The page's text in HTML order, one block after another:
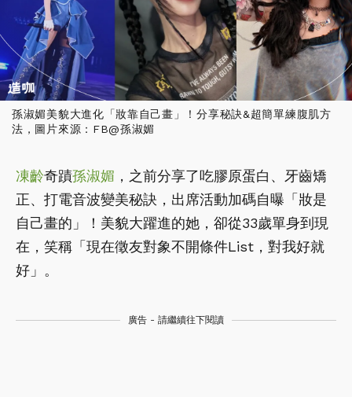
孫淑媚美貌大進化「妝靠自己畫」！分享秘訣&超簡單練腹肌方
法，圖片來源：FB@孫淑媚
凍齡奇蹟孫淑媚 ，之前分享了吃膠原蛋白、牙齒矯
正、打電音波變美秘訣，出席活動加碼自曝「妝是
自己畫的」！美貌大躍進的她，卻從33歲單身到現
在，笑稱「現在徵友對象不開條件List，對我好就
好」。
廣告 - 請繼續往下閱讀